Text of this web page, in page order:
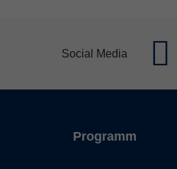
Social Media
Programm